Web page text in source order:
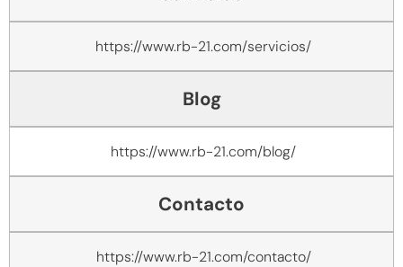
https://www.rb-21.com/servicios/
Blog
https://www.rb-21.com/blog/
Contacto
https://www.rb-21.com/contacto/